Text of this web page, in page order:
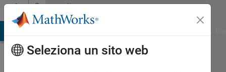
Vai al contenutoCommunity
Profile
Seleziona un sito web